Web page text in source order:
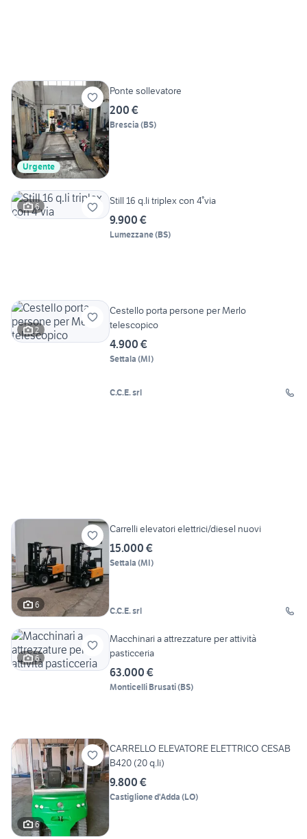
Urgente
Ponte sollevatore
200 €
Brescia (BS)
6 Still 16 q.li triplex con 4°via
9.900 €
Lumezzane(BS)
2
Cestello porta persone per Merlo
telescopico
4.900 €
Settala (MI)
C.C.E. srl
6
Carrelli elevatori elettrici/diesel nuovi
15.000 €
Settala (MI)
C.C.E. srl
6
Macchinari a attrezzature per attività
pasticceria
63.000 €
Monticelli Brusati(BS)
6
CARRELLO ELEVATORE ELETTRICO CESAB
B420 (20 q.li)
9.800 €
Castiglione d'Adda (LO)